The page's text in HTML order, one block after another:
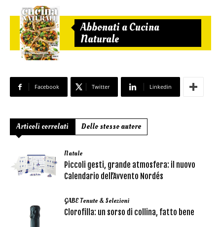
Abbonati a Cucina
Naturale
Facebook Twitter Linkedin
Articoli correlati Dello stesso autore
Natale
Piccoli gesti, grande atmosfera: il nuovo
Calendario dell’Avvento Nordés
GABE Tenute & Selezioni
Clorofilla: un sorso di collina, fatto bene